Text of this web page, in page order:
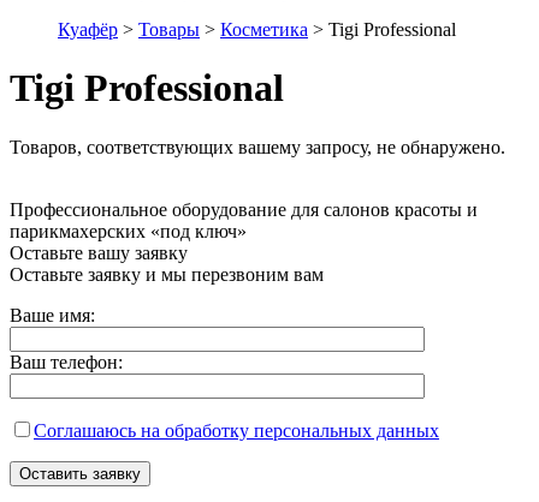
Куафёр > Товары > Косметика > Tigi Professional
Tigi Professional
Товаров, соответствующих вашему запросу, не обнаружено.
Профессиональное оборудование для салонов красоты и
парикмахерских «под ключ»
Оставьте вашу заявку
Оставьте заявку и мы перезвоним вам
Ваше имя:
Ваш телефон:
Соглашаюсь на обработку персональных данных